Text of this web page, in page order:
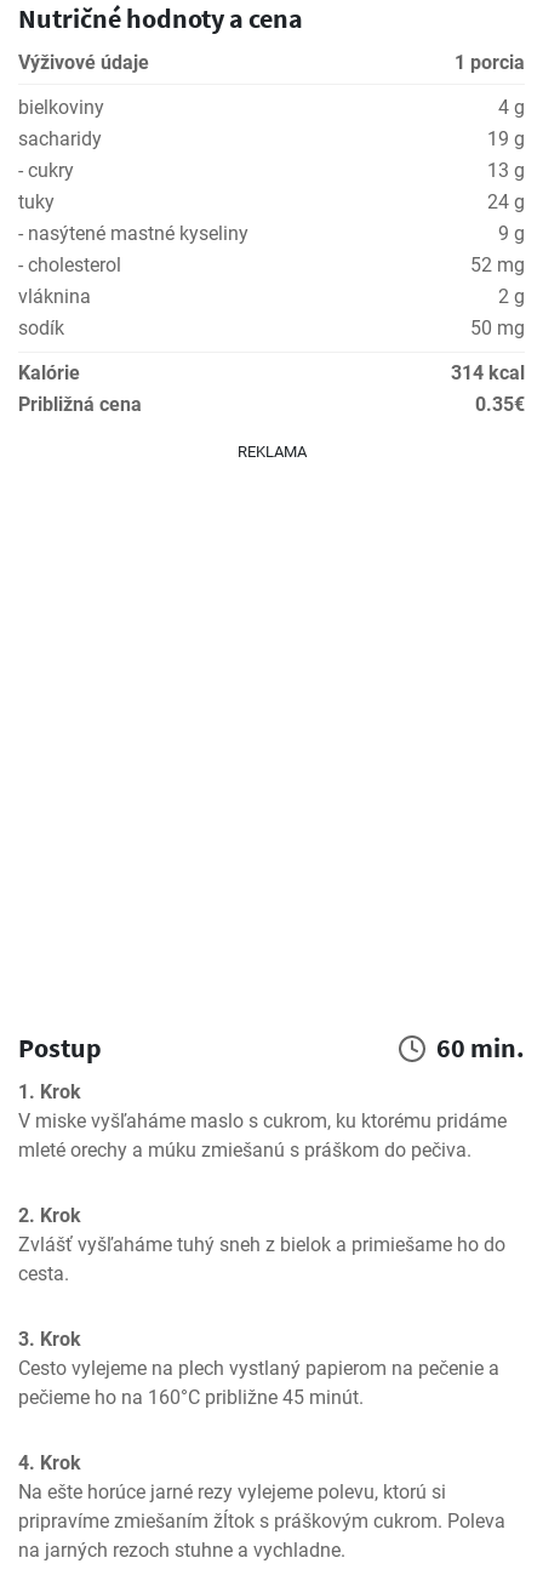
Nutričné hodnoty a cena
Výživové údaje
1 porcia
bielkoviny
4 g
sacharidy
19 g
- cukry
13 g
tuky
24 g
- nasýtené mastné kyseliny
9 g
- cholesterol
52 mg
vláknina
2 g
sodík
50 mg
Kalórie
314 kcal
Približná cena
0.35€
REKLAMA
Postup 60 min.
1. Krok
V miske vyšľaháme maslo s cukrom, ku ktorému pridáme
mleté orechy a múku zmiešanú s práškom do pečiva.
2. Krok
Zvlášť vyšľaháme tuhý sneh z bielok a primiešame ho do
cesta.
3. Krok
Cesto vylejeme na plech vystlaný papierom na pečenie a
pečieme ho na 160°C približne 45 minút.
4. Krok
Na ešte horúce jarné rezy vylejeme polevu, ktorú si
pripravíme zmiešaním žĺtok s práškovým cukrom. Poleva
na jarných rezoch stuhne a vychladne.